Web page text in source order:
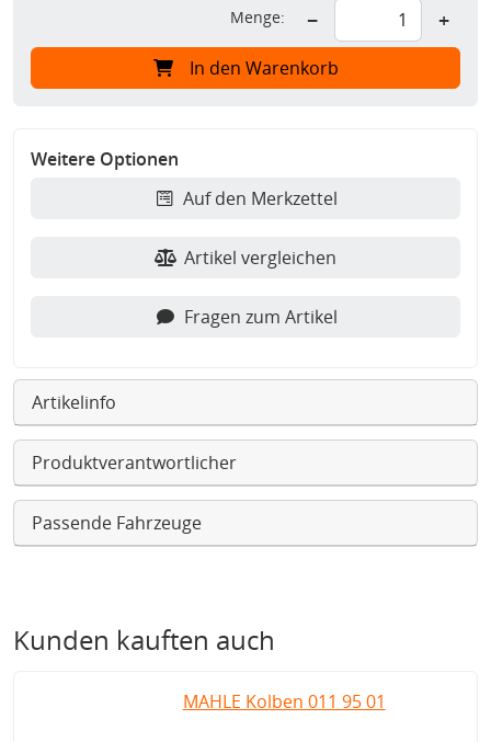
Menge: − +
In den Warenkorb
Weitere Optionen
Auf den Merkzettel
Artikel vergleichen
Fragen zum Artikel
Artikelinfo
Produktverantwortlicher
Passende Fahrzeuge
Kunden kauften auch
MAHLE Kolben 011 95 01